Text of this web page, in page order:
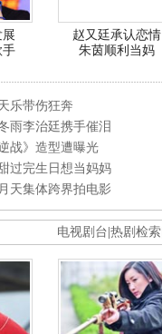
手
赵又廷承认恋情
朱茵顺利当妈
乐带伤狂奔
雨李治廷携手催泪
战》造型遭曝光
过完生日想当妈妈
天集体跨界拍电影
电视剧台 热剧检索